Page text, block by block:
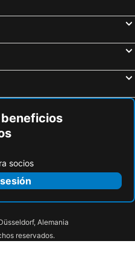
Napolitano Hotel
JW Marriott Hotel Santo Domingo
Studio 27
Continental
Drake Bolivar Santo Domingo
socios
Alemania
reservados.